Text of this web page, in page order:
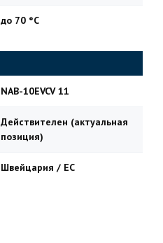
до 70 °C
NAB-10EVCV 11
Действителен (актуальная
позиция)
Швейцария / ЕС